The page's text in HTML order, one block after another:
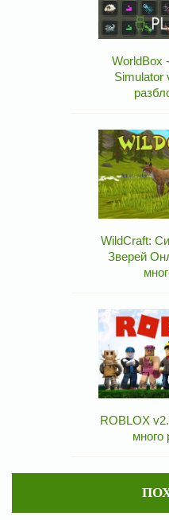
WorldBox
Simulator
WildCraft:
Зверей
ROBLOX
много